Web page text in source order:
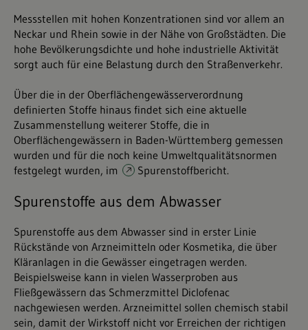
Messstellen mit hohen Konzentrationen sind vor allem an
Neckar und Rhein sowie in der Nähe von Großstädten. Die
hohe Bevölkerungsdichte und hohe industrielle Aktivität
sorgt auch für eine Belastung durch den Straßenverkehr.
Über die in der Oberflächengewässerverordnung
definierten Stoffe hinaus findet sich eine aktuelle
Zusammenstellung weiterer Stoffe, die in
Oberflächengewässern in Baden-Württemberg gemessen
wurden und für die noch keine Umweltqualitätsnormen
festgelegt wurden, im
Spurenstoffbericht.
Spurenstoffe aus dem Abwasser
Spurenstoffe aus dem Abwasser sind in erster Linie
Rückstände von Arzneimitteln oder Kosmetika, die über
Kläranlagen in die Gewässer eingetragen werden.
Beispielsweise kann in vielen Wasserproben aus
Fließgewässern das Schmerzmittel Diclofenac
nachgewiesen werden. Arzneimittel sollen chemisch stabil
sein, damit der Wirkstoff nicht vor Erreichen der richtigen